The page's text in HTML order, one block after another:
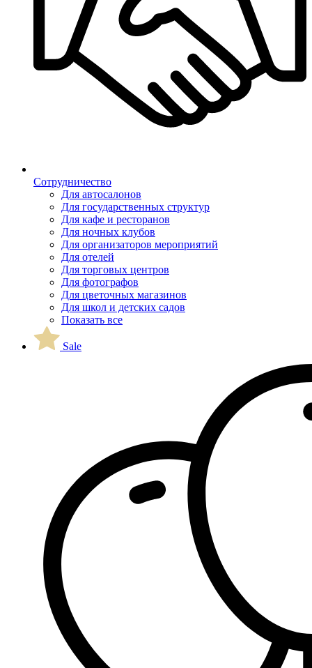
Сотрудничество
Для автосалонов
Для государственных структур
Для кафе и ресторанов
Для ночных клубов
Для организаторов мероприятий
Для отелей
Для торговых центров
Для фотографов
Для цветочных магазинов
Для школ и детских садов
Показать все
Sale